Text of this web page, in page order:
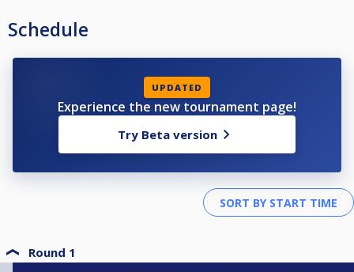
Schedule
UPDATED
Experience the new tournament page!
Try Beta version
Round 1